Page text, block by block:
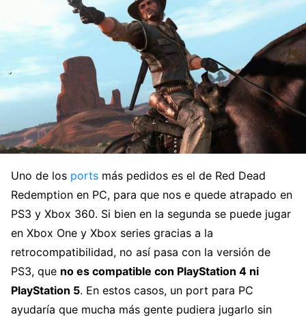
Uno de los ports más pedidos es el de Red Dead
Redemption en PC, para que nos e quede atrapado en
PS3 y Xbox 360. Si bien en la segunda se puede jugar
en Xbox One y Xbox series gracias a la
retrocompatibilidad, no así pasa con la versión de
PS3, que no es compatible con PlayStation 4 ni
PlayStation 5. En estos casos, un port para PC
ayudaría que mucha más gente pudiera jugarlo sin